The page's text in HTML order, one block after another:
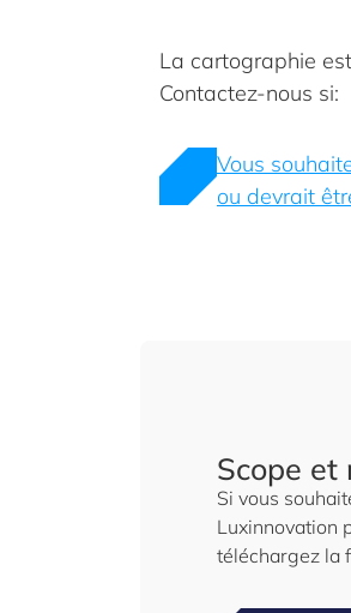
La cartographie
Contactez-nous si:
Vous
ou devrait
Scope et
Si vous
Luxinnovation
téléchargez la